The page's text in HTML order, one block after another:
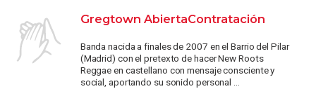
Gregtown AbiertaContratación
Banda nacida a finales de 2007 en el Barrio del Pilar
(Madrid) con el pretexto de hacer New Roots
Reggae en castellano con mensaje consciente y
social, aportando su sonido personal ...